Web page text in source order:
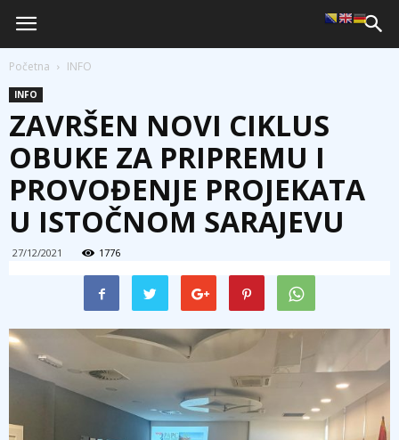
Početna INFO
INFO
ZAVRŠEN NOVI CIKLUS
OBUKE ZA PRIPREMU I
PROVOĐENJE PROJEKATA
U ISTOČNOM SARAJEVU
27/12/2021 1776